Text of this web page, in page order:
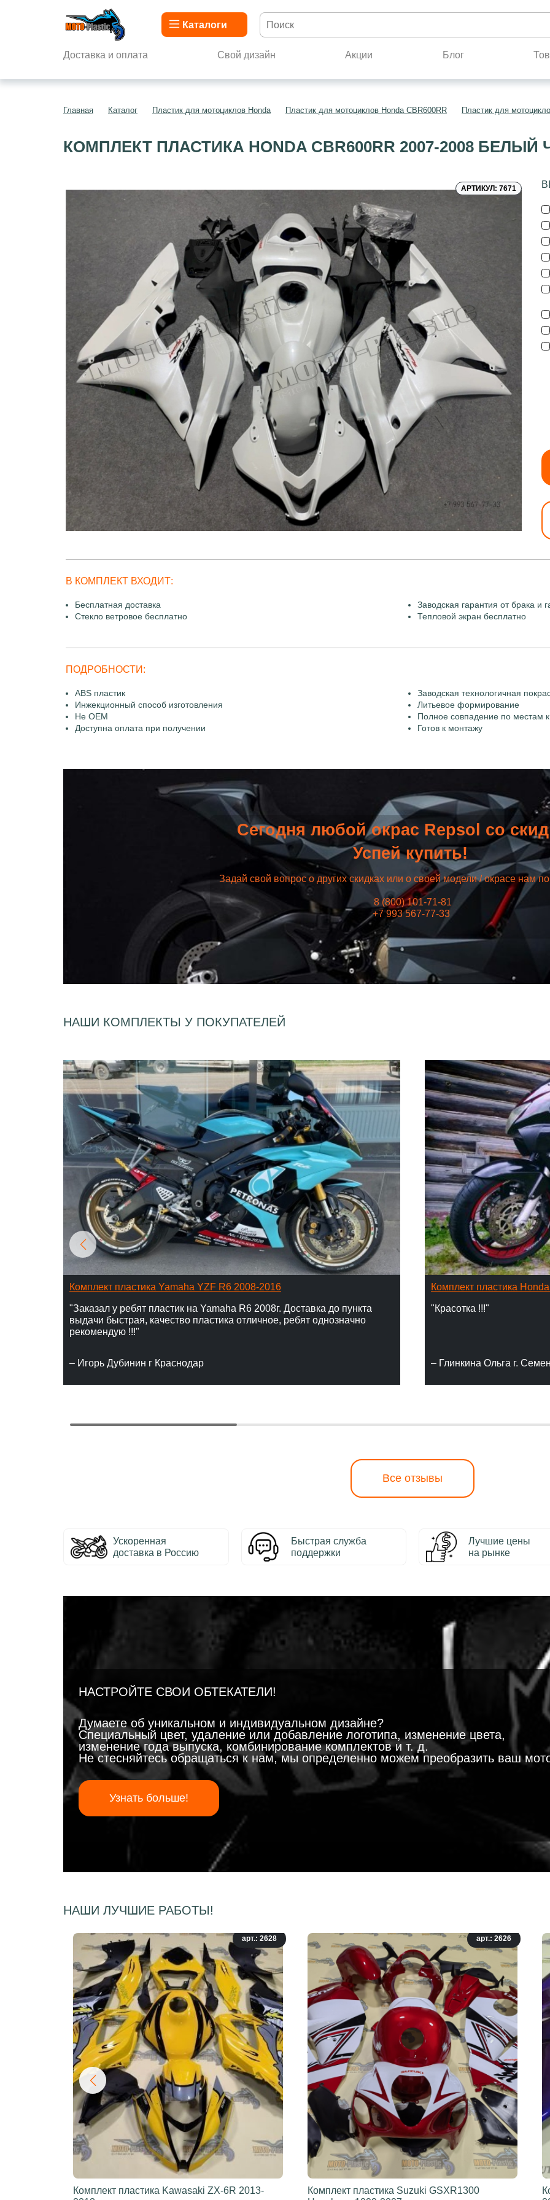
Каталоги
Доставка и оплата Свой дизайн Акции Блог
Главная Каталог Пластик для мотоциклов Honda Пластик для мотоциклов Honda CBR600RR Пластик для
КОМПЛЕКТ ПЛАСТИКА HONDA CBR600RR 2007-2008
АРТИКУЛ: 7671
В КОМПЛЕКТ ВХОДИТ:
Бесплатная доставка
Заводская гарантия от брака и
Стекло ветровое бесплатно
Тепловой экран бесплатно
ПОДРОБНОСТИ:
ABS пластик
Заводская технологичная
Инжекционный способ изготовления
Литьевое формирование
Не OEM
Полное совпадение по местам
Доступна оплата при получении
Готов к монтажу
Сегодня любой окрас Repsol со
Успей купить!
Задай свой вопрос о других скидках или о своей модели / окрасе нам
8 (800) 101-71-81
+7 993 567-77-33
НАШИ КОМПЛЕКТЫ У ПОКУПАТЕЛЕЙ
Комплект пластика Yamaha YZF R6 2008-2016
"Заказал у ребят пластик на Yamaha R6 2008г. Доставка до пункта
выдачи быстрая, качество пластика отличное, ребят однозначно
рекомендую !!!"
– Игорь Дубинин г Краснодар
Комплект пластика
"Красотка !!!"
– Глинкина Ольга г.
Все отзывы
Ускоренная
доставка в Россию
Быстрая служба
поддержки
Лучшие цены
на рынке
НАСТРОЙТЕ СВОИ ОБТЕКАТЕЛИ!
Думаете об уникальном и индивидуальном дизайне?
Специальный цвет, удаление или добавление логотипа, изменение цвета,
изменение года выпуска, комбинирование комплектов и т. д.
Не стесняйтесь обращаться к нам, мы определенно можем преобразить ваш
Узнать больше!
НАШИ ЛУЧШИЕ РАБОТЫ!
арт.: 2628
Комплект пластика Kawasaki ZX-6R 2013-
арт.: 2626
Комплект пластика Suzuki GSXR1300